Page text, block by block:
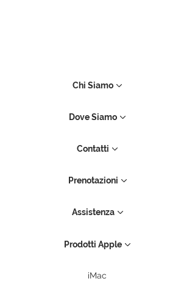
Chi Siamo
Dove Siamo
Contatti
Prenotazioni
Assistenza
Prodotti Apple
iMac